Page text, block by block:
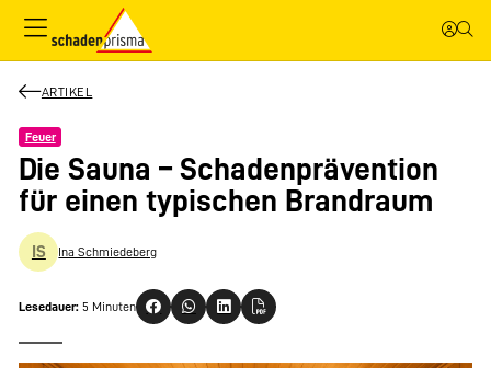
ARTIKEL
Feuer
Die Sauna – Schadenprävention
für einen typischen Brandraum
IS Ina Schmiedeberg
Lesedauer: 5 Minuten